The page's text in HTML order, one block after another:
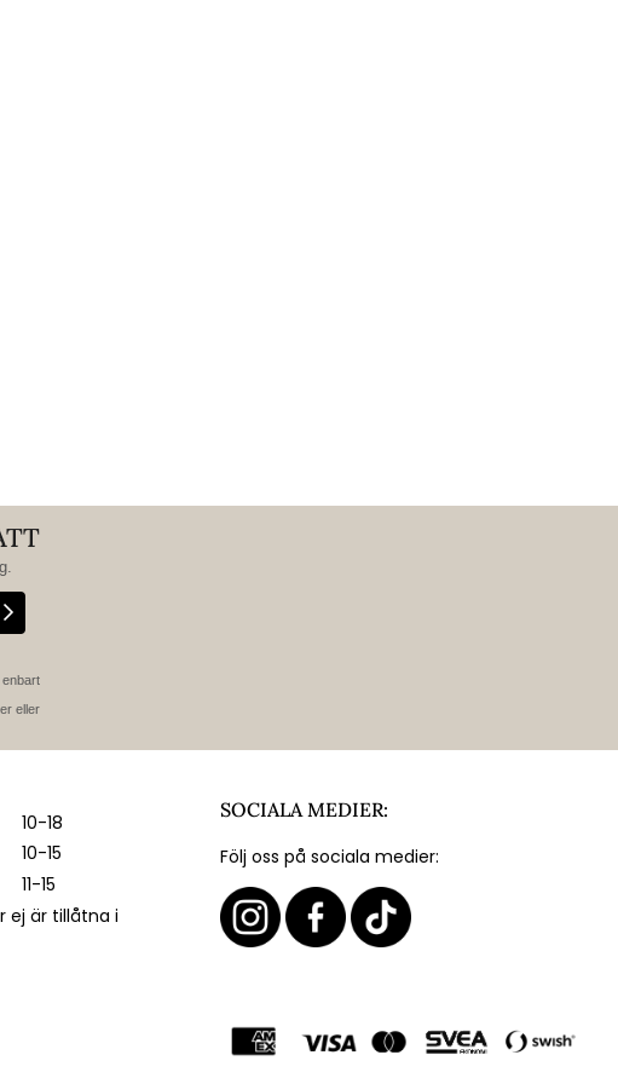
enbart
eller
10-18
10-15
11-15
ej är tillåtna i
SOCIALA MEDIER:
Följ oss på sociala medier: